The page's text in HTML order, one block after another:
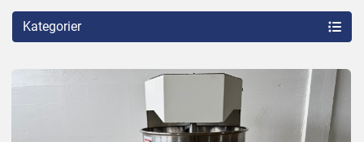
Kategorier